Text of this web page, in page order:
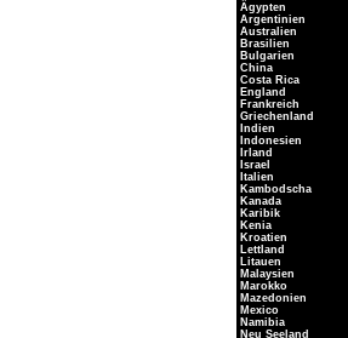
Ägypten
Argentinien
Australien
Brasilien
Bulgarien
China
Costa Rica
England
Frankreich
Griechenland
Indien
Indonesien
Irland
Israel
Italien
Kambodscha
Kanada
Karibik
Kenia
Kroatien
Lettland
Litauen
Malaysien
Marokko
Mazedonien
Mexico
Namibia
Neu Seeland